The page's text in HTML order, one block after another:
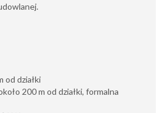
od działki
200 m od działki, formalna